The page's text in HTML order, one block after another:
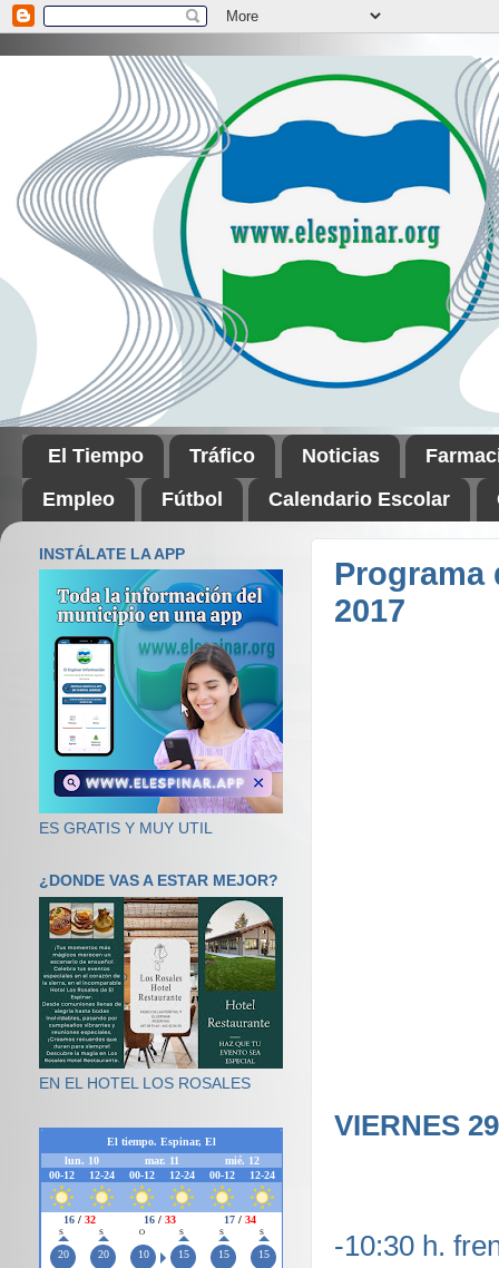
El Tiempo Tráfico Noticias
Empleo
Fútbol Calendario Escolar
Programa
2017
VIERNES
-10:30 h.
INSTÁLATE LA APP
ES GRATIS Y MUY UTIL
¿DONDE VAS A ESTAR MEJOR?
EN EL HOTEL LOS ROSALES